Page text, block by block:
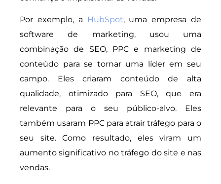
Por exemplo, a HubSpot, uma empresa de
software de marketing, usou uma
combinação de SEO, PPC e marketing de
conteúdo para se tornar uma líder em seu
campo. Eles criaram conteúdo de alta
qualidade, otimizado para SEO, que era
relevante para o seu público-alvo. Eles
também usaram PPC para atrair tráfego para o
seu site. Como resultado, eles viram um
aumento significativo no tráfego do site e nas
vendas.